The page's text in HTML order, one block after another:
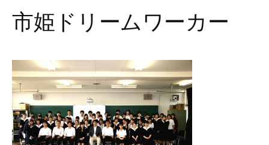
プ
市姫ドリームワーカー